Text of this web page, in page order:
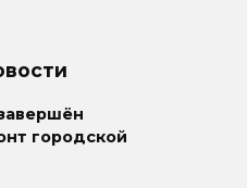
городской